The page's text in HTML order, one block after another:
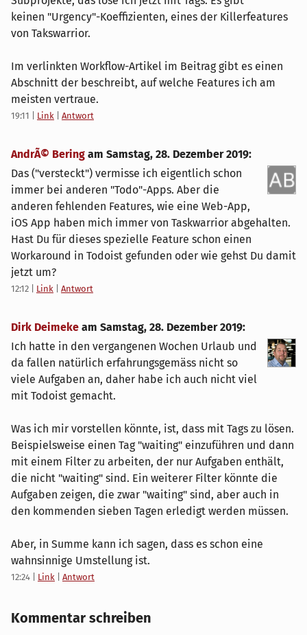
keinen "Urgency"-Koeffizienten, eines der Killerfeatures
von Takswarrior.
Im verlinkten Workflow-Artikel im Beitrag gibt es einen
Abschnitt der beschreibt, auf welche Features ich am
meisten vertraue.
19:11 Link Antwort
AndrÃ© Bering am Samstag, 28. Dezember 2019:
Das ("versteckt") vermisse ich eigentlich schon
immer bei anderen "Todo"-Apps. Aber die
anderen fehlenden Features, wie eine Web-App,
iOS App haben mich immer von Taskwarrior abgehalten.
Hast Du für dieses spezielle Feature schon einen
Workaround in Todoist gefunden oder wie gehst Du damit
jetzt um?
12:12 Link Antwort
Dirk Deimeke am Samstag, 28. Dezember 2019:
Ich hatte in den vergangenen Wochen Urlaub und
da fallen natürlich erfahrungsgemäss nicht so
viele Aufgaben an, daher habe ich auch nicht viel
mit Todoist gemacht.
Was ich mir vorstellen könnte, ist, dass mit Tags zu lösen.
Beispielsweise einen Tag "waiting" einzuführen und dann
mit einem Filter zu arbeiten, der nur Aufgaben enthält,
die nicht "waiting" sind. Ein weiterer Filter könnte die
Aufgaben zeigen, die zwar "waiting" sind, aber auch in
den kommenden sieben Tagen erledigt werden müssen.
Aber, in Summe kann ich sagen, dass es schon eine
wahnsinnige Umstellung ist.
12:24 Link Antwort
Kommentar schreiben